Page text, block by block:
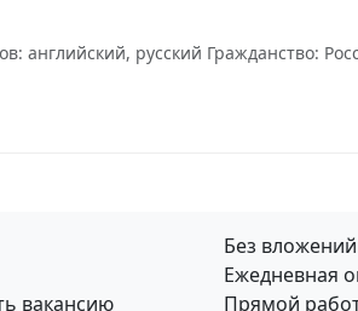
английский, русский Гражданство:
вакансию
Без вложений
Ежедневная
Прямой